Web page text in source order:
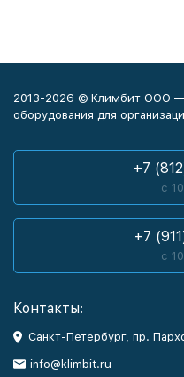
2013-2026 © Климбит ООО —
оборудования для
+7
с
+7
с
Контакты:
Санкт-Петербург, пр.
info@klimbit.ru